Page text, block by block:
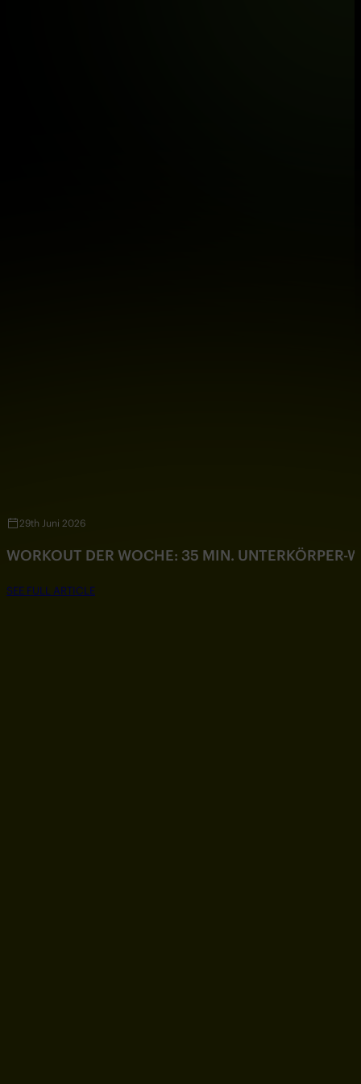
29th Juni 2026
WORKOUT DER WOCHE: 35 MIN. UNTERKÖRPER-
SEE FULL ARTICLE